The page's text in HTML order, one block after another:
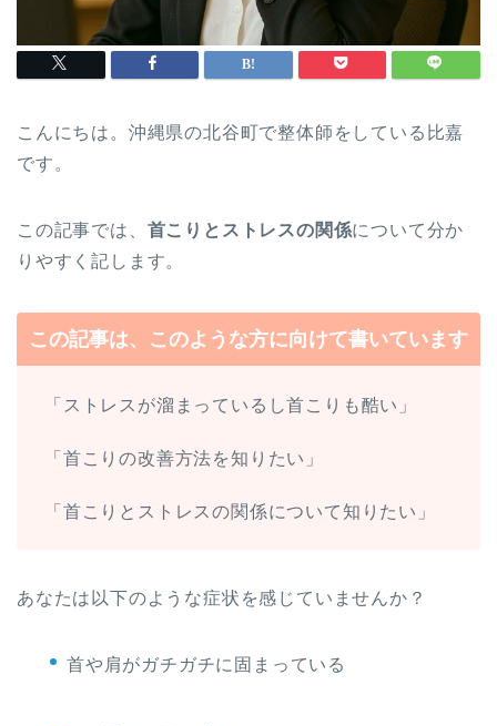
こんにちは。沖縄県の北谷町で整体師をしている比嘉
です。
この記事では、 首こりとストレスの関係について分か
りやすく記します。
この記事は、このような方に向けて書いています
「ストレスが溜まっているし首こりも酷い」
「首こりの改善方法を知りたい」
「首こりとストレスの関係について知りたい」
あなたは以下のような症状を感じていませんか？
首や肩がガチガチに固まっている